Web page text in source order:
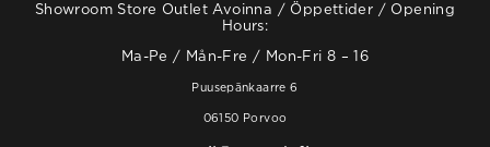
Showroom Store Outlet Avoinna / Öppettider / Opening
Hours:
Ma-Pe / Mån-Fre / Mon-Fri 8 – 16
Puusepänkaarre 6
06150 Porvoo